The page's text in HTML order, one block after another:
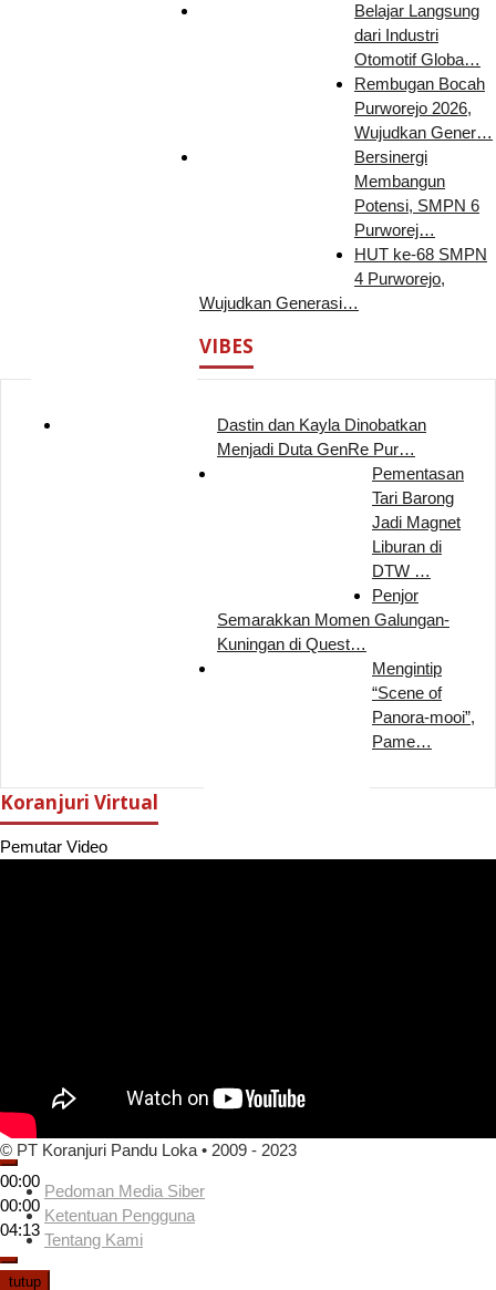
Belajar Langsung
dari Industri
Otomotif Globa…
Rembugan Bocah
Purworejo 2026,
Wujudkan Gener…
Bersinergi
Membangun
Potensi, SMPN 6
Purworej…
HUT ke-68 SMPN
4 Purworejo,
Wujudkan Generasi…
VIBES
Dastin dan Kayla Dinobatkan
Menjadi Duta GenRe Pur…
Pementasan
Tari Barong
Jadi Magnet
Liburan di
DTW …
Penjor
Semarakkan Momen Galungan-
Kuningan di Quest…
Mengintip
“Scene of
Panora-mooi”,
Pame…
Koranjuri Virtual
Pemutar Video
00:00
00:00
04:13
© PT Koranjuri Pandu Loka • 2009 - 2023
Pedoman Media Siber
Ketentuan Pengguna
Tentang Kami
tutup